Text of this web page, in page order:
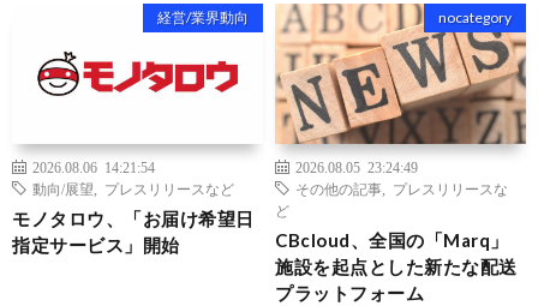
経営/業界動向
2026.08.06 14:21:54
動向/展望
プレスリリースなど
モノタロウ、「お届け希望日
指定サービス」開始
nocategory
2026.08.05 23:24:49
その他の記事
プレスリリースな
ど
CBcloud、全国の「Marq」
施設を起点とした新たな配送
プラットフォーム